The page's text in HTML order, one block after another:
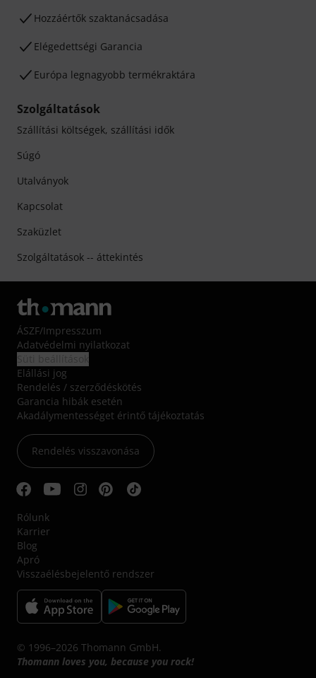
Hozzáértők szaktanácsadása
Elégedettségi Garancia
Európa legnagyobb termékraktára
Szolgáltatások
Szállítási költségek, szállítási idők
Súgó
Utalványok
Kapcsolat
Szaküzlet
Szolgáltatások -- áttekintés
ÁSZF/Impresszum
Adatvédelmi nyilatkozat
Elállási jog
Rendelés / szerződéskötés
Garancia hibák esetén
Akadálymentességet érintő tájékoztatás
Rendelés visszavonása
Rólunk
Karrier
Blog
Apró
Visszaélésbejelentő rendszer
© 1996–2026 Thomann GmbH.
Thomann loves you, because you rock!